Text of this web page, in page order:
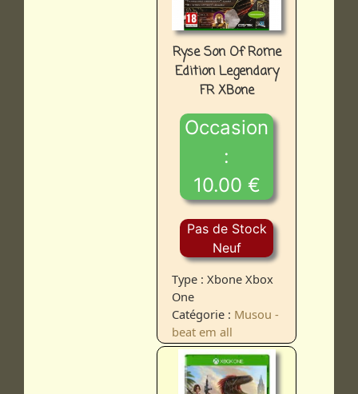
Ryse Son Of Rome
Edition Legendary
FR XBone
Occasion
:
10.00 €
Pas de Stock
Neuf
Type : Xbone Xbox
One
Catégorie : Musou -
beat em all